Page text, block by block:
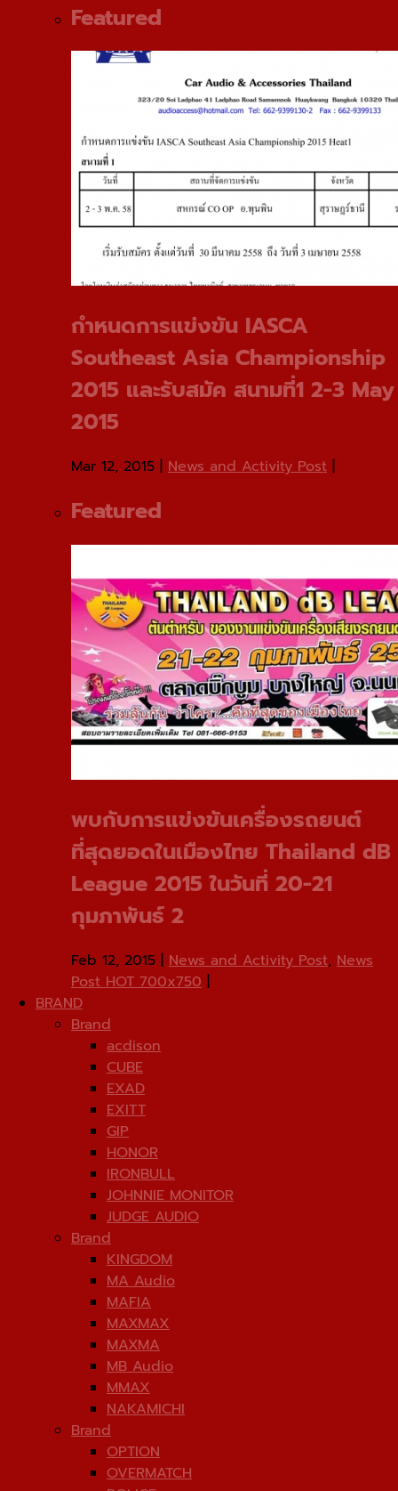
Featured
กําหนดการแข่งขัน IASCA
Southeast Asia Championship
2015 และรับสมัค สนามที่1 2-3 May
2015
Mar 12, 2015 | News and Activity Post |
Featured
พบกับการแข่งขันเครื่องรถยนต์
ที่สุดยอดในเมืองไทย Thailand dB
League 2015 ในวันที่ 20-21
กุมภาพันธ์ 2
Feb 12, 2015 | News and Activity Post, News
Post HOT 700x750 |
BRAND
Brand
acdison
CUBE
EXAD
EXITT
GIP
HONOR
IRONBULL
JOHNNIE MONITOR
JUDGE AUDIO
Brand
KINGDOM
MA Audio
MAFIA
MAXMAX
MAXMA
MB Audio
MMAX
NAKAMICHI
Brand
OPTION
OVERMATCH